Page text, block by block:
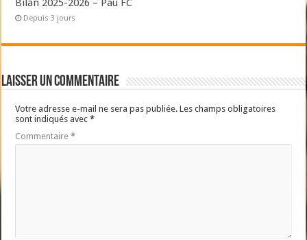
Depuis 3 jours
Laisser un commentaire
Votre adresse e-mail ne sera pas publiée. Les champs obligatoires
sont indiqués avec*
Commentaire*